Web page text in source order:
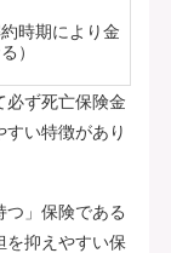
時期により金
）
必ず死亡保険金
い特徴があり
」保険である
を抑えやすい保